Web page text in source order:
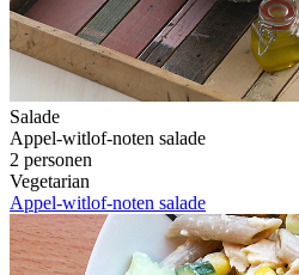
Salade
Appel-witlof-noten salade
2 personen
Vegetarian
Appel-witlof-noten salade